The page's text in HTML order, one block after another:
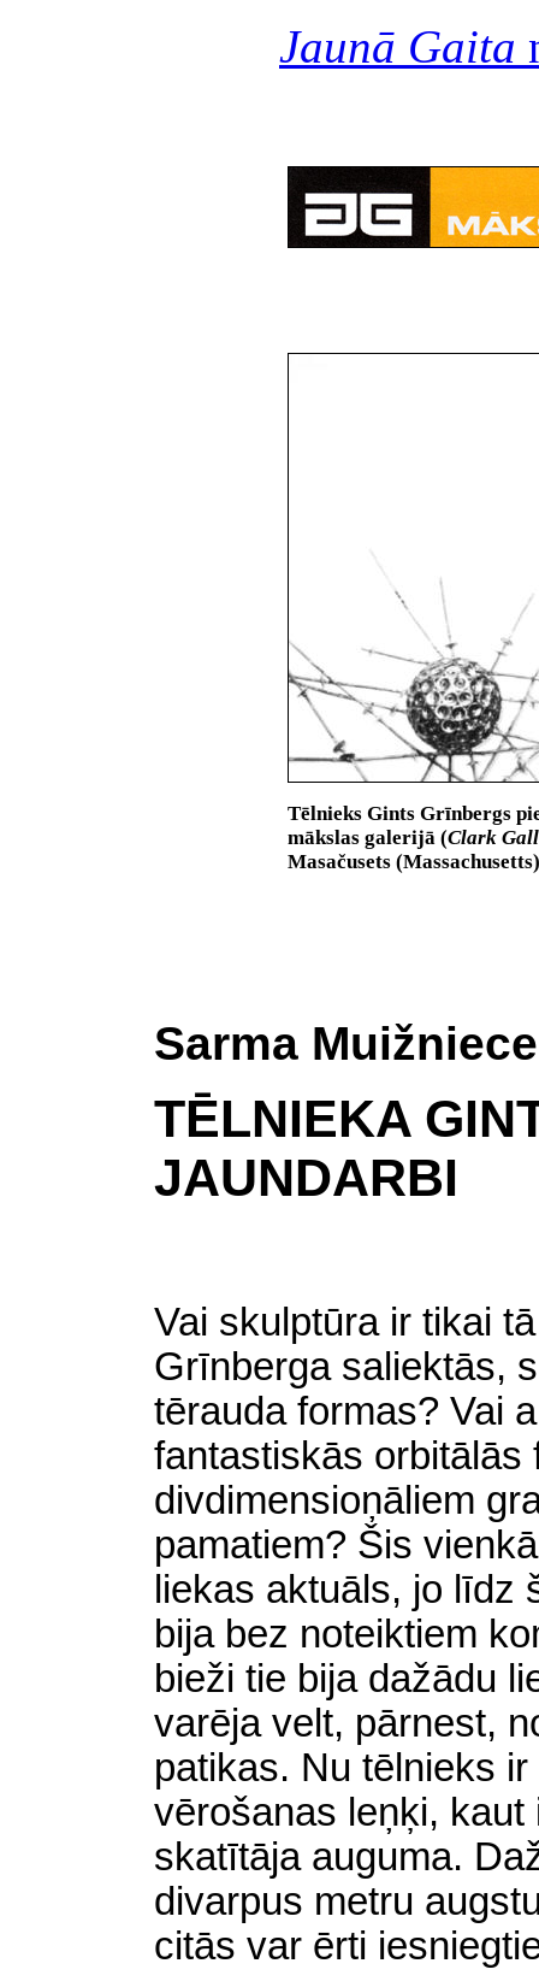
Jaunā Gaita
Tēlnieks Gints Grīnbergs
mākslas galerijā (Clark
Masačusets
Sarma
TĒLNIEKA
JAUNDARBI
Vai skulptūra ir tikai
Grīnberga saliektās,
tērauda formas? Vai
fantastiskās orbitālās
divdimensioņāliem
pamatiem? Šis
liekas aktuāls, jo līdz
bija bez noteiktiem
bieži tie bija dažādu
varēja velt, pārnest,
patikas. Nu tēlnieks
vērošanas leņķi,
skatītāja auguma.
divarpus metru
citās var ērti